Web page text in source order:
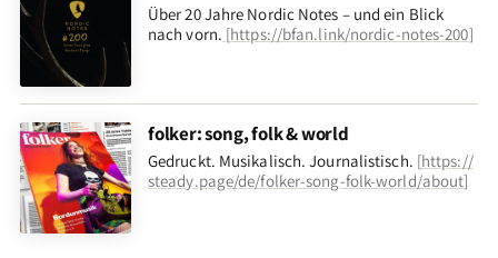
Über 20 Jahre Nordic Notes – und ein Blick
nach vorn. [https://bfan.link/nordic-notes-200]
folker: song, folk & world
Gedruckt. Musikalisch. Journalistisch. [https://
steady.page/de/folker-song-folk-world/about]